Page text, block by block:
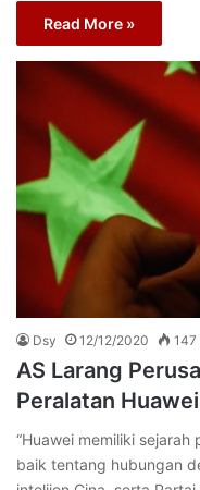
Read More »
Dsy 12/12/2020 147
AS Larang
Peralatan Huawei
“Huawei memiliki
baik tentang hubungan